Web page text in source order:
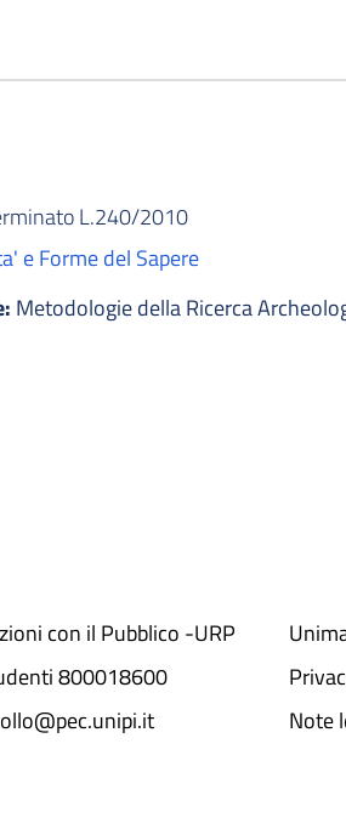
L.240/2010
e Forme del Sapere
Metodologie della Ricerca
con il Pubblico -URP
800018600​
Note